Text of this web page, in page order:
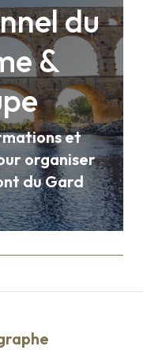
du
&
et
organiser
du Gard